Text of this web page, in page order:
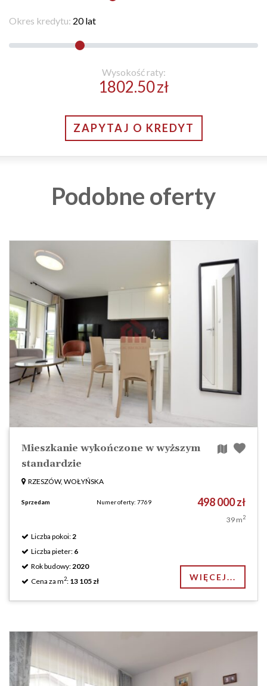
Okres kredytu: 20 lat
Wysokość raty:
1802.50zł
ZAPYTAJ O KREDYT
Podobne oferty
Mieszkanie wykończone w wyższym
standardzie
RZESZÓW, WOŁYŃSKA
Sprzedam Numer oferty: 7769 498 000 zł
39 m2
Liczba pokoi: 2
Liczba pieter: 6
Rok budowy: 2020
Cena za m2: 13 105 zł WIĘCEJ...